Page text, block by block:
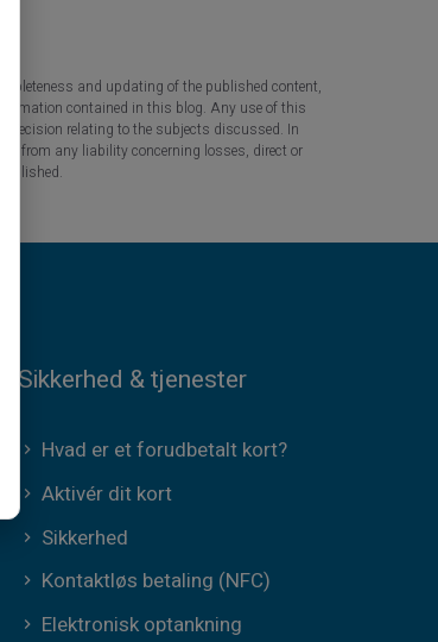
and updating of the published content,
contained in this blog. Any use of this
decision relating to the subjects discussed. In
from any liability concerning losses, direct or
Sikkerhed & tjenester
Hvad er et forudbetalt kort?
Aktivér dit kort
Sikkerhed
Kontaktløs betaling (NFC)
Elektronisk optankning